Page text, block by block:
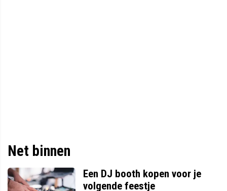
Net binnen
Een DJ booth kopen voor je
volgende feestje